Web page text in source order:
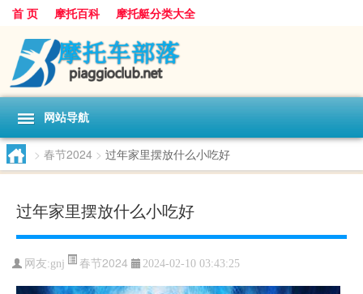
首 页 摩托百科 摩托艇分类大全
网站导航
> 春节2024 > 过年家里摆放什么小吃好
过年家里摆放什么小吃好
网友:gnj 春节2024 2024-02-10 03:43:25